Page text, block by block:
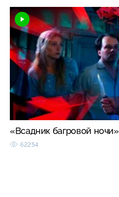
«Всадник багровой ночи»
62254